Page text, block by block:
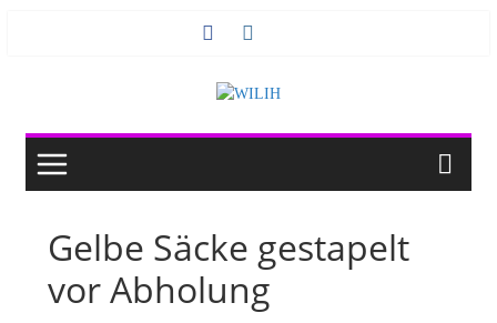
Gelbe Säcke gestapelt
vor Abholung